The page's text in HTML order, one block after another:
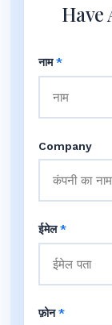
Have
नाम*
Company
ईमेल*
फ़ोन*